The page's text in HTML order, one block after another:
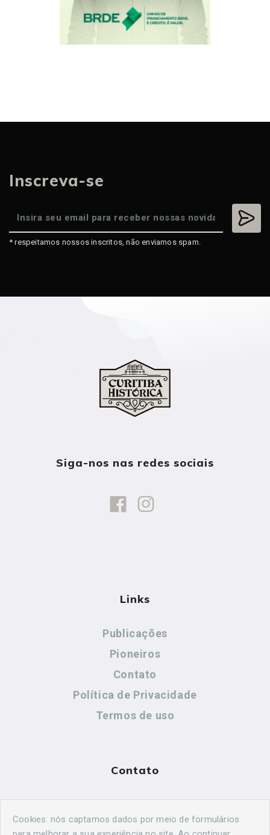
Inscreva-se
* respeitamos nossos inscritos, não enviamos spam.
Siga-nos nas redes sociais
Links
Publicações
Pioneiros
Contato
Política de Privacidade
Termos de uso
Contato
cidadeshistoricasoficial@gmail.com
Cookies: nós captamos dados por meio de formulários